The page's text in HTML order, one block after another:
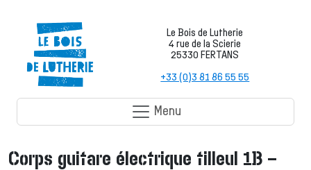
Le Bois de Lutherie
4 rue de la Scierie
25330 FERTANS
+33 (0)3 81 86 55 55
Menu
Corps guitare électrique tilleul 1B –